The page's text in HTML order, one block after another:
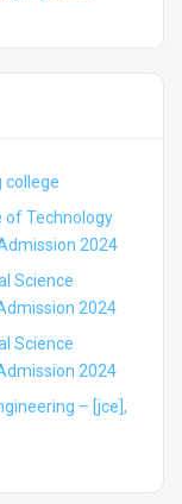
college
of Technology
2024
Science
2024
Science
2024
– [jce],